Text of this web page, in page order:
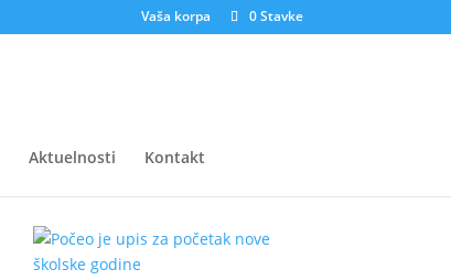
Vaša korpa 0 Stavke
Aktuelnosti Kontakt